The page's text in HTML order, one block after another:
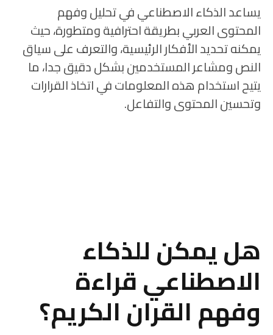
يساعد الذكاء الاصطناعي في تحليل وفهم
المحتوى العربي بطريقة احترافية ومتطورة، حيث
يمكنه تحديد الأفكار الرئيسية، والتعرف على سياق
النص ومشاعر المستخدمين بشكل دقيق جدا، ما
يتيح استخدام هذه المعلومات في اتخاذ القرارات
وتحسين المحتوى والتفاعل.
هل يمكن للذكاء
الاصطناعي قراءة
وفهم القران الكريم؟